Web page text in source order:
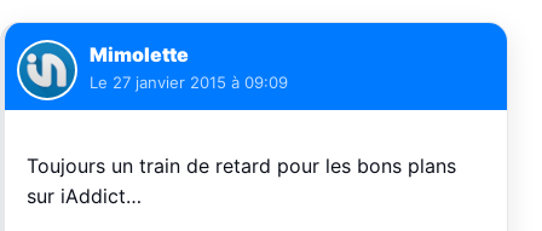
Mimolette
Le 27 janvier 2015 à 09:09
Toujours un train de retard pour les bons plans
sur iAddict…